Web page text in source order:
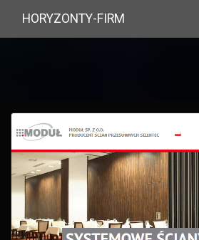
HORYZONTY-FIRM